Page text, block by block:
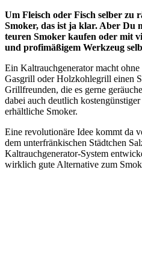
Um Fleisch oder Fisch selber zu
Smoker, das ist ja klar. Aber Du
teuren Smoker kaufen oder mit
und profimäßigem Werkzeug
Ein Kaltrauchgenerator macht
Gasgrill oder Holzkohlegrill einen
Grillfreunden, die es gerne
dabei auch deutlich
erhältliche Smoker.
Eine revolutionäre Idee kommt da
dem unterfränkischen Städtchen
Kaltrauchgenerator-System
wirklich gute Alternative zum